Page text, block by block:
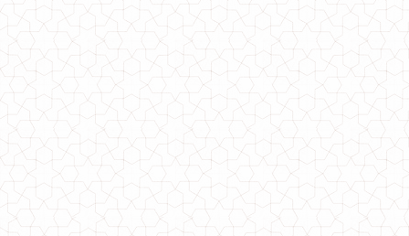
Жіноча коротка спідниця з воланами
650.00грн.